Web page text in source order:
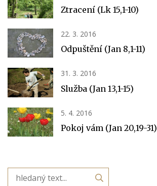
Ztracení (Lk 15,1-10)
22. 3. 2016
Odpuštění (Jan 8,1-11)
31. 3. 2016
Služba (Jan 13,1-15)
5. 4. 2016
Pokoj vám (Jan 20,19-31)